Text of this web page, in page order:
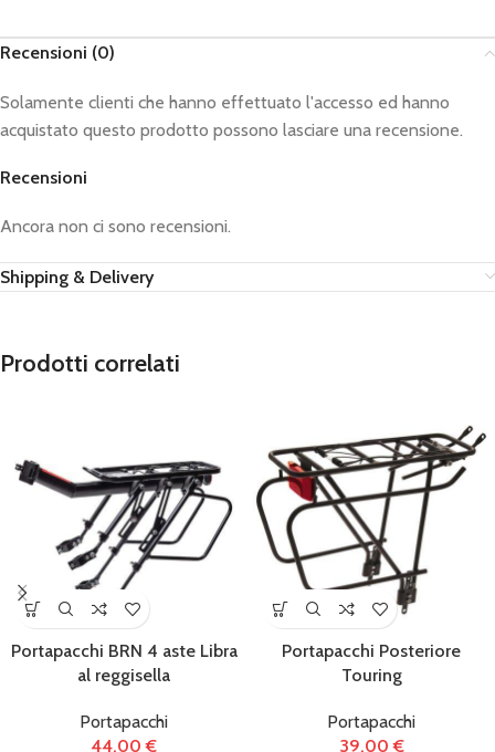
Recensioni (0)
Recensioni
Ancora non ci sono recensioni.
Solamente clienti che hanno effettuato l'accesso ed hanno
acquistato questo prodotto possono lasciare una recensione.
Shipping & Delivery
Prodotti correlati
Portapacchi BRN 4 aste Libra
al reggisella
Portapacchi
44,00€
Portapacchi Posteriore
Touring
Portapacchi
39,00€